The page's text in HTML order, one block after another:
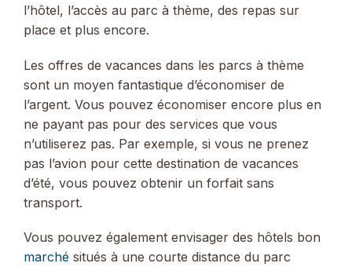
l’hôtel, l’accès au parc à thème, des repas sur
place et plus encore.
Les offres de vacances dans les parcs à thème
sont un moyen fantastique d’économiser de
l’argent. Vous pouvez économiser encore plus en
ne payant pas pour des services que vous
n’utiliserez pas. Par exemple, si vous ne prenez
pas l’avion pour cette destination de vacances
d’été, vous pouvez obtenir un forfait sans
transport.
Vous pouvez également envisager des hôtels bon
marché situés à une courte distance du parc